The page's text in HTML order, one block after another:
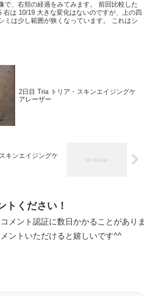
で、右頬の経過をみてみます。 前回比較した
右は 10/19 大きな変化はないのですが、上の四
ミは少し範囲が狭くなっています。 これはシ
2日目 Tria トリア・スキンエイジングケ
アレーザー
キンエイジングケ
トください！
メント認証に数日かかることがありま
ントいただけると嬉しいです^^